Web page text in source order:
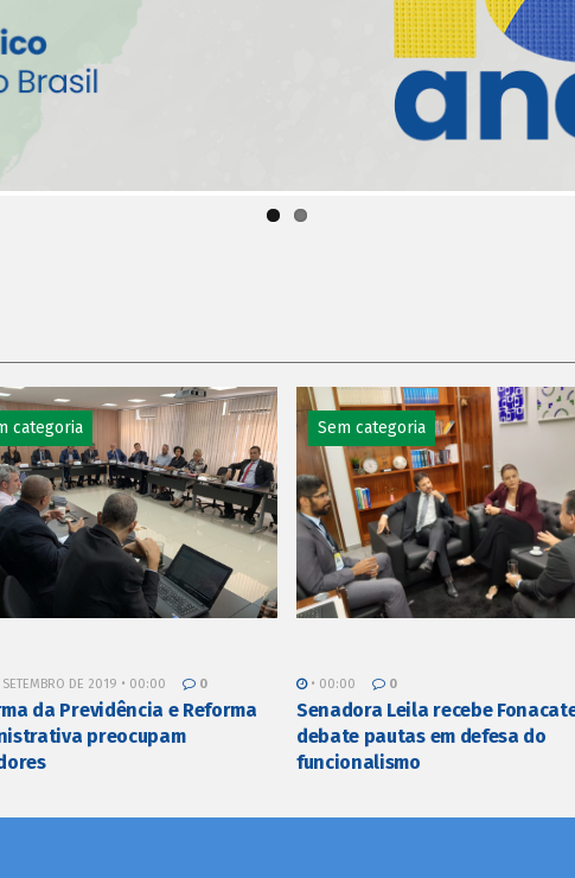
categoria
DE 2019 • 00:00 0
da Previdência e Reforma
preocupam
Sem categoria
• 00:00 0
Senadora Leila recebe
debate pautas em defesa do
funcionalismo